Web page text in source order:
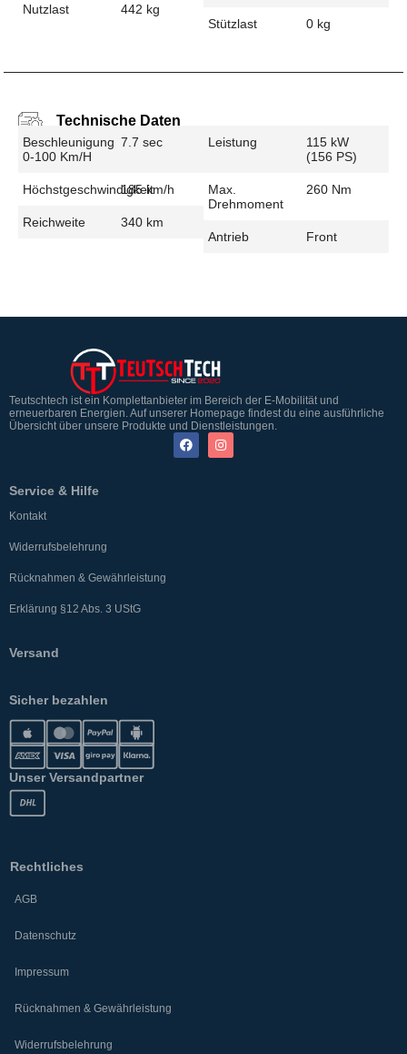
Nutzlast 442 kg
Stützlast 0 kg
Technische Daten
Beschleunigung
0-100 Km/h
7.7 sec
Höchstgeschwindigkeit
185 km/h
Reichweite 340 km
Leistung
115 kW
(156 PS)
Max.
Drehmoment
260 Nm
Antrieb Front
Teutschtech ist ein Komplettanbieter im Bereich der E-Mobilität und
erneuerbaren Energien. Auf unserer Homepage findest du eine ausführliche
Übersicht über unsere Produkte und Dienstleistungen.
Service & Hilfe
Kontakt
Widerrufsbelehrung
Rücknahmen & Gewährleistung
Erklärung §12 Abs. 3 UStG
Versand
Sicher bezahlen
Unser Versandpartner
Rechtliches
AGB
Datenschutz
Impressum
Rücknahmen & Gewährleistung
Widerrufsbelehrung